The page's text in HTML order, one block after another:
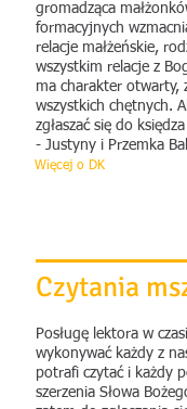
gromadząca
formacyjnych
relacje małżeńskie,
wszystkim relacje z
ma charakter otwarty,
wszystkich chętnych.
zgłaszać się do
- Justyny i Przemka
Więcej o DK
Czytania
Posługę lektora w
wykonywać każdy z
potrafi czytać i każdy
szerzenia Słowa